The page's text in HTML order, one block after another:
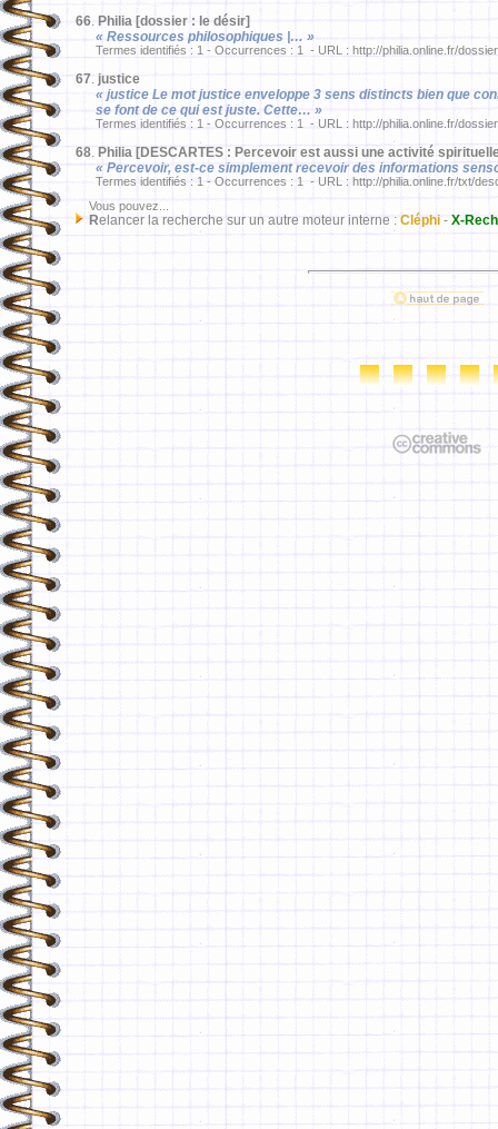
66. Philia [dossier : le désir]
« Ressources philosophiques |… »
Termes identifiés : 1 - Occurrences : 1 - URL : http://philia.online.fr/
67. justice
« justice Le mot justice enveloppe 3 sens distincts bien que
se font de ce qui est juste. Cette… »
Termes identifiés : 1 - Occurrences : 1 - URL : http://philia.online.fr/
68. Philia [DESCARTES : Percevoir est aussi une activité
« Percevoir, est-ce simplement recevoir des informations
Termes identifiés : 1 - Occurrences : 1 - URL : http://philia.online.fr/txt/
Vous pouvez...
Relancer la recherche sur un autre moteur interne : Cléphi - X-